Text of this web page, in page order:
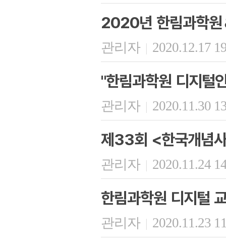
2020년 한림과학원
관리자 | 2020.12.17
"한림과학원 디지털
관리자 | 2020.11.30
제33회 <한국개념
관리자 | 2020.11.24
한림과학원 디지털
관리자 | 2020.11.23